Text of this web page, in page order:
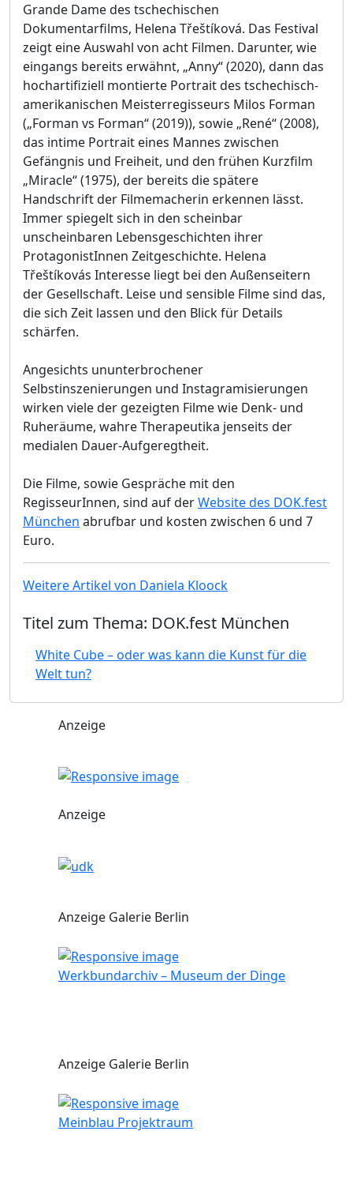
Grande Dame des tschechischen
Dokumentarfilms, Helena Třeštíková. Das Festival
zeigt eine Auswahl von acht Filmen. Darunter, wie
eingangs bereits erwähnt, „Anny“ (2020), dann das
hochartifiziell montierte Portrait des tschechisch-
amerikanischen Meisterregisseurs Milos Forman
(„Forman vs Forman“ (2019)), sowie „René“ (2008),
das intime Portrait eines Mannes zwischen
Gefängnis und Freiheit, und den frühen Kurzfilm
„Miracle“ (1975), der bereits die spätere
Handschrift der Filmemacherin erkennen lässt.
Immer spiegelt sich in den scheinbar
unscheinbaren Lebensgeschichten ihrer
ProtagonistInnen Zeitgeschichte. Helena
Třeštíkovás Interesse liegt bei den Außenseitern
der Gesellschaft. Leise und sensible Filme sind das,
die sich Zeit lassen und den Blick für Details
schärfen.
Angesichts ununterbrochener
Selbstinszenierungen und Instagramisierungen
wirken viele der gezeigten Filme wie Denk- und
Ruheräume, wahre Therapeutika jenseits der
medialen Dauer-Aufgeregtheit.
Die Filme, sowie Gespräche mit den
RegisseurInnen, sind auf derWebsite des DOK.fest
München abrufbar und kosten zwischen 6 und 7
Euro.
Weitere Artikel von Daniela Kloock
Titel zum Thema: DOK.fest München
White Cube – oder was kann die Kunst für die
Welt tun?
Anzeige
Anzeige
Anzeige Galerie Berlin
Werkbundarchiv – Museum der Dinge
Anzeige Galerie Berlin
Meinblau Projektraum